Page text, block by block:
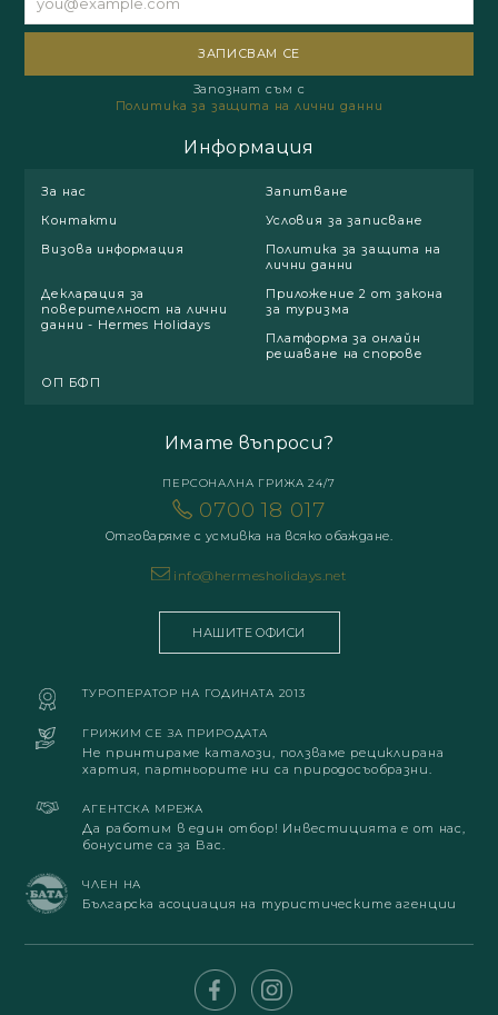
Запознат съм с
Политика за защита на лични данни
Информация
За нас
Запитване
Контакти
Условия за записване
Визова информация
Политика за защита на
лични данни
Декларация за
поверителност на лични
данни - Hermes Holidays
Приложение 2 от закона
за туризма
Платформа за онлайн
решаване на спорове
ОП БФП
Имате въпроси?
ПЕРСОНАЛНА ГРИЖА 24/7
0700 18 017
Отговаряме с усмивка на всяко обаждане.
info@hermesholidays.net
НАШИТЕ ОФИСИ
ТУРОПЕРАТОР НА ГОДИНАТА 2013
ГРИЖИМ СЕ ЗА ПРИРОДАТА
Не принтираме каталози, ползваме рециклирана
хартия, партньорите ни са природосъобразни.
АГЕНТСКА МРЕЖА
Да работим в един отбор! Инвестицията е от нас,
бонусите са за Вас.
ЧЛЕН НА
Българска асоциация на туристическите агенции